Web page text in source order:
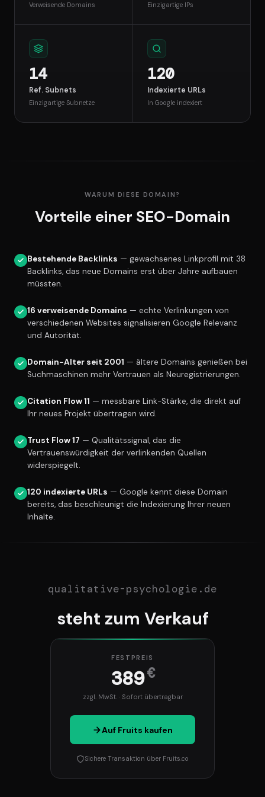
Verweisende Domains Einzigartige IPs
14
Ref. Subnets
Einzigartige Subnetze
120
Indexierte URLs
In Google indexiert
WARUM DIESE DOMAIN?
Vorteile einer SEO-Domain
Bestehende Backlinks — gewachsenes Linkprofil mit 38
Backlinks, das neue Domains erst über Jahre aufbauen
müssten.
16 verweisende Domains — echte Verlinkungen von
verschiedenen Websites signalisieren Google Relevanz
und Autorität.
Domain-Alter seit 2001 — ältere Domains genießen bei
Suchmaschinen mehr Vertrauen als Neuregistrierungen.
Citation Flow 11 — messbare Link-Stärke, die direkt auf
Ihr neues Projekt übertragen wird.
Trust Flow 17 — Qualitätssignal, das die
Vertrauenswürdigkeit der verlinkenden Quellen
widerspiegelt.
120 indexierte URLs — Google kennt diese Domain
bereits, das beschleunigt die Indexierung Ihrer neuen
Inhalte.
qualitative-psychologie.de
steht zum Verkauf
FESTPREIS
389€
zzgl. MwSt. · Sofort übertragbar
Auf Fruits kaufen
Sichere Transaktion über Fruits.co